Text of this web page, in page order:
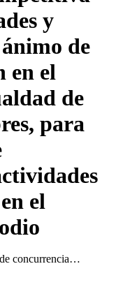
y
de
en el
de
para
el
concurrencia…